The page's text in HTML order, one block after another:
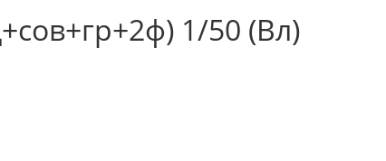
1/50 (Вл)